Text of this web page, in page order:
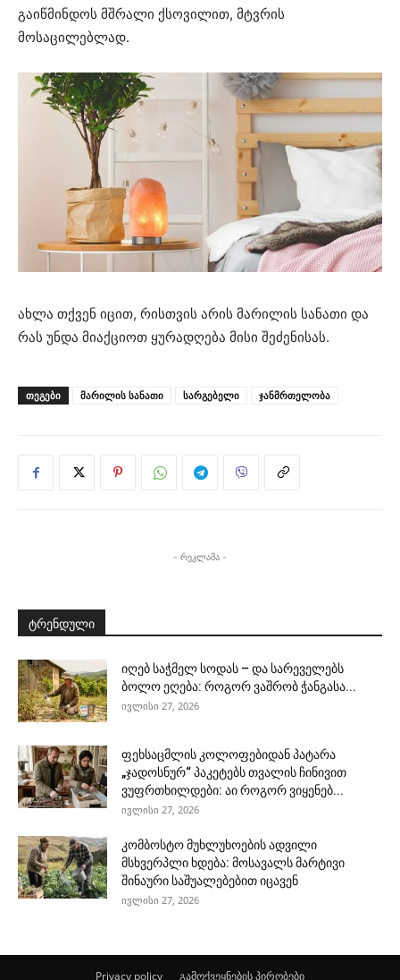
გაიწმინდოს მშრალი ქსოვილით, მტვრის
მოსაცილებლად.
ახლა თქვენ იცით, რისთვის არის მარილის სანათი და
რას უნდა მიაქციოთ ყურადღება მისი შეძენისას.
ᲗᲔᲒᲔᲑᲘ მარილის სანათი სარგებელი ჯანმრთელობა
- რეკლამა -
ტრენდული
იღებ საჭმელ სოდას – და სარეველებს
ბოლო ეღება: როგორ ვაშრობ ჭანგასა...
ივლისი 27, 2026
ფეხსაცმლის კოლოფებიდან პატარა
„ჯადოსნურ“ პაკეტებს თვალის ჩინივით
ვუფრთხილდები: აი როგორ ვიყენებ...
ივლისი 27, 2026
კომბოსტო მუხლუხოების ადვილი
მსხვერპლი ხდება: მოსავალს მარტივი
შინაური საშუალებებით იცავენ
ივლისი 27, 2026
Privacy policy გამოქვეყნების პირობები